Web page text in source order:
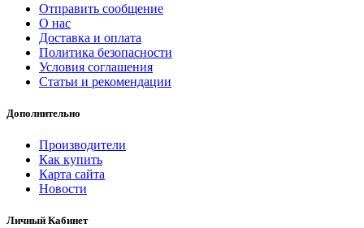
Отправить сообщение
О нас
Доставка и оплата
Политика безопасности
Условия соглашения
Статьи и рекомендации
Дополнительно
Производители
Как купить
Карта сайта
Новости
Личный Кабинет